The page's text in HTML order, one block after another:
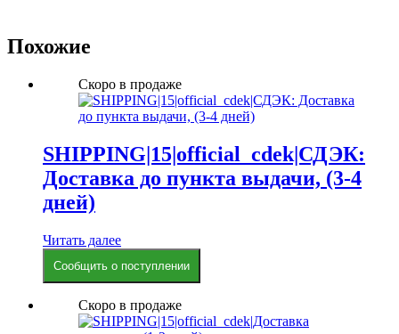
Похожие
Скоро в продаже
SHIPPING|15|official_cdek|СДЭК:
Доставка до пункта выдачи, (3-4
дней)
Читать далее
Сообщить о поступлении
Скоро в продаже